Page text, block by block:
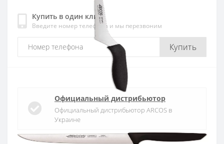
Купить в один клик
Введите номер телефона и мы перезвоним
Купить
Официальный дистрибьютор
Официальный дистрибьютор ARCOS в
Украине